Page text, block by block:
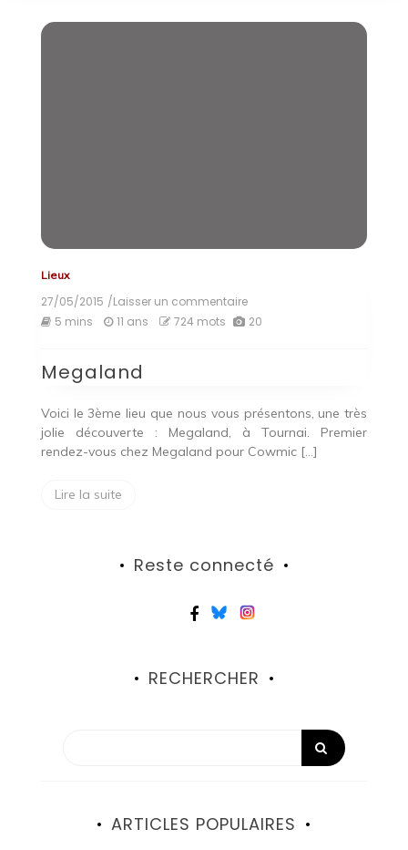
Lieux
27/05/2015 /Laisser un commentaireon
Megaland
5 mins 11 ans 724 mots 20
Megaland
Voici le 3ème lieu que nous vous présentons, une très
jolie découverte : Megaland, à Tournai. Premier
rendez-vous chez Megaland pour Cowmic […]
Lire la suite
Reste connecté
RECHERCHER
ARTICLES POPULAIRES